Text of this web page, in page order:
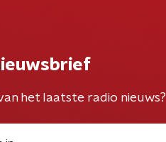
het laatste radio nieuws?